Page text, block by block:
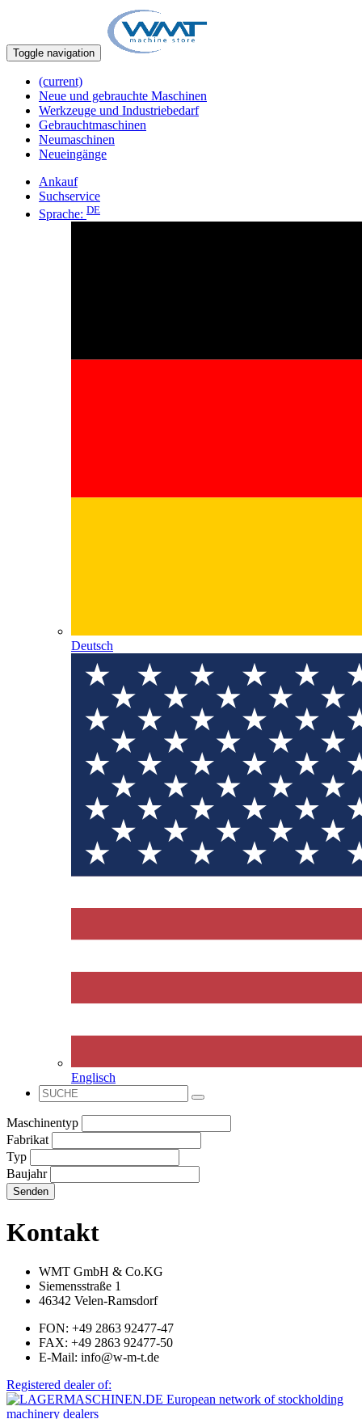
Toggle navigation
(current)
Neue und gebrauchte Maschinen
Werkzeuge und Industriebedarf
Gebrauchtmaschinen
Neumaschinen
Neueingänge
Ankauf
Suchservice
Sprache: DE
Deutsch
Englisch
Maschinentyp
Fabrikat
Typ
Baujahr
Senden
Kontakt
WMT GmbH & Co.KG
Siemensstraße 1
46342 Velen-Ramsdorf
FON: +49 2863 92477-47
FAX: +49 2863 92477-50
E-Mail: info@w-m-t.de
Registered dealer of: